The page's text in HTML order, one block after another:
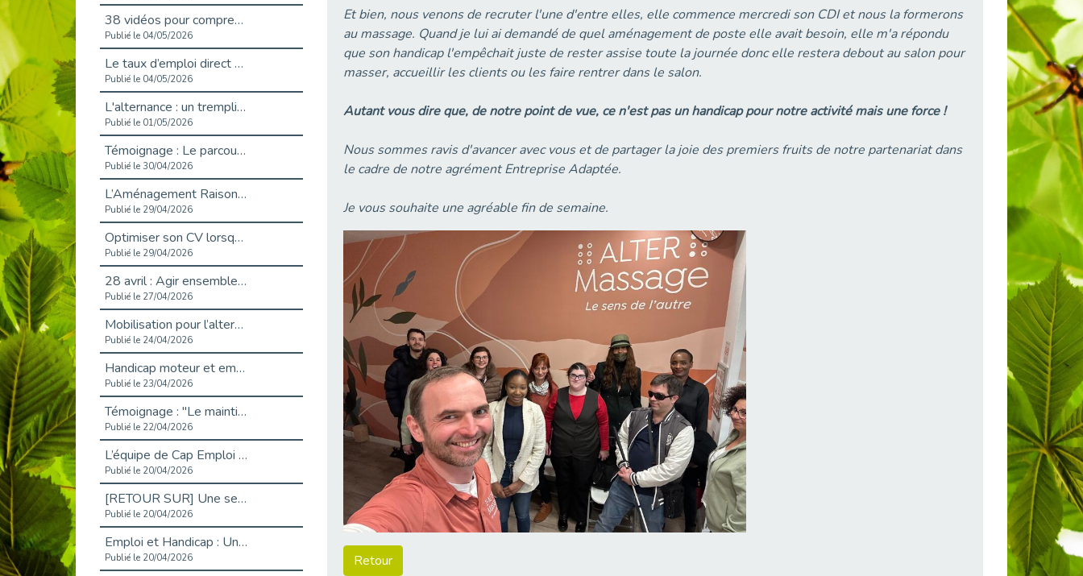
38 vidéos pour comprendre et agir durablement
Publié le 04/05/2026
Le taux d’emploi direct dans la fonction publique dépasse 6 % en 2025
Publié le 04/05/2026
L'alternance : un tremplin vers l'emploi aussi pour les personnes en situation de handicap
Publié le 01/05/2026
Témoignage : Le parcours de Marc, 44 ans
Publié le 30/04/2026
L’Aménagement Raisonnable : Un Levier pour l’Équité
Publié le 29/04/2026
Optimiser son CV lorsqu’on est en situation de handicap
Publié le 29/04/2026
28 avril : Agir ensemble pour une culture de prévention au travail
Publié le 27/04/2026
Mobilisation pour l’alternance et le handicap
Publié le 24/04/2026
Handicap moteur et emploi : réussir ses recrutements vidéo
Publié le 23/04/2026
Témoignage : "Le maintien en emploi est un investissement, pas une contrainte."
Publié le 22/04/2026
L’équipe de Cap Emploi 92 s’agrandit : Bienvenue à Charmila, Khoudia et Fadila !
Publié le 20/04/2026
[RETOUR SUR] Une session de recrutement inclusive réussie à Asnières !
Publié le 20/04/2026
Emploi et Handicap : Une alliance de style entre Cap Emploi 92 et La Cravate Solidaire
Publié le 20/04/2026
Et bien, nous venons de recruter l'une d'entre elles, elle commence mercredi son CDI et nous la formerons
au massage. Quand je lui ai demandé de quel aménagement de poste elle avait besoin, elle m'a répondu
que son handicap l'empêchait juste de rester assise toute la journée donc elle restera debout au salon pour
masser, accueillir les clients ou les faire rentrer dans le salon.
Autant vous dire que, de notre point de vue, ce n'est pas un handicap pour notre activité mais une force !
Nous sommes ravis d'avancer avec vous et de partager la joie des premiers fruits de notre partenariat dans
le cadre de notre agrément Entreprise Adaptée.
Je vous souhaite une agréable fin de semaine.
Retour